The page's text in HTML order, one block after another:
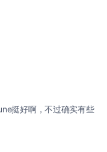
挺好啊，不过确实有些